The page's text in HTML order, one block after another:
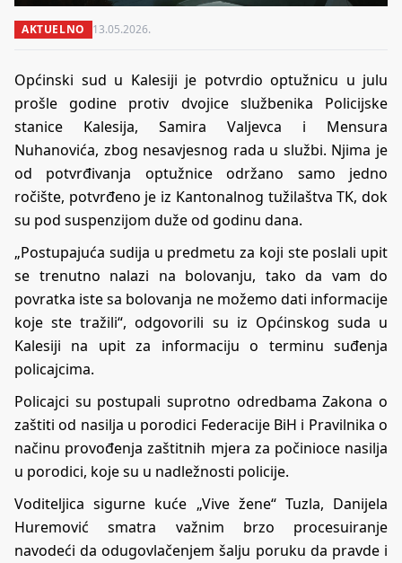
AKTUELNO 13.05.2026.
Općinski sud u Kalesiji je potvrdio optužnicu u julu
prošle godine protiv dvojice službenika Policijske
stanice Kalesija, Samira Valjevca i Mensura
Nuhanovića, zbog nesavjesnog rada u službi. Njima je
od potvrđivanja optužnice održano samo jedno
ročište, potvrđeno je iz Kantonalnog tužilaštva TK, dok
su pod suspenzijom duže od godinu dana.
„Postupajuća sudija u predmetu za koji ste poslali upit
se trenutno nalazi na bolovanju, tako da vam do
povratka iste sa bolovanja ne možemo dati informacije
koje ste tražili“, odgovorili su iz Općinskog suda u
Kalesiji na upit za informaciju o terminu suđenja
policajcima.
Policajci su postupali suprotno odredbama Zakona o
zaštiti od nasilja u porodici Federacije BiH i Pravilnika o
načinu provođenja zaštitnih mjera za počinioce nasilja
u porodici, koje su u nadležnosti policije.
Voditeljica sigurne kuće „Vive žene“ Tuzla, Danijela
Huremović smatra važnim brzo procesuiranje
navodeći da odugovlačenjem šalju poruku da pravde i